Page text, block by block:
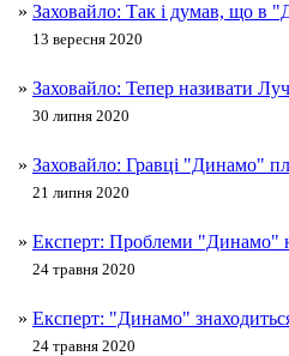
» Заховайло: Так і думав, що в
13 вересня 2020
» Заховайло: Тепер називати
30 липня 2020
» Заховайло: Гравці "Динамо"
21 липня 2020
» Експерт: Проблеми "Динамо"
24 травня 2020
» Експерт: "Динамо"
24 травня 2020